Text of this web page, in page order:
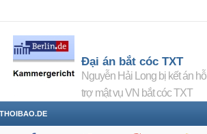
Đại án bắt cóc TXT
Nguyễn Hải Long bị kết án hỗ
trợ mật vụ VN bắt cóc TXT